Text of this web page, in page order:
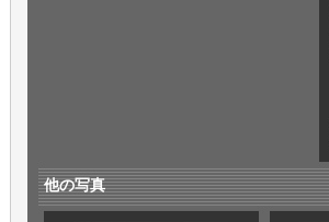
他の写真